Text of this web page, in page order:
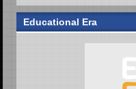
Educational Era